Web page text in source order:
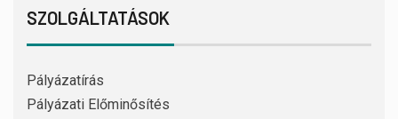
SZOLGÁLTATÁSOK
Pályázatírás
Pályázati Előminősítés